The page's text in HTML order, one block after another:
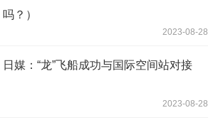
吗？）
2023-08-28
日媒：“龙”飞船成功与国际空间站对接
2023-08-28